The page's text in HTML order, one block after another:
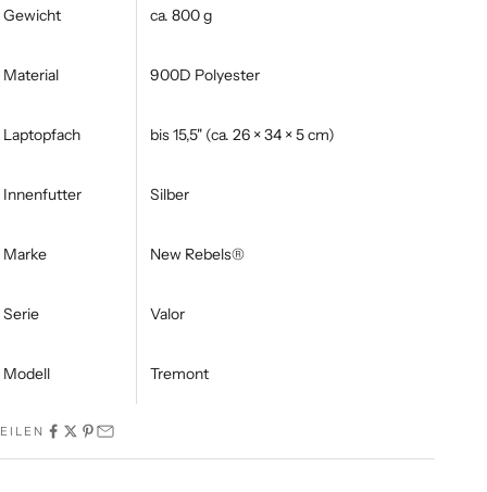
Gewicht ca. 800 g
Material 900D Polyester
Laptopfach bis 15,5" (ca. 26 × 34 × 5 cm)
Innenfutter Silber
Marke New Rebels®
Serie Valor
Modell Tremont